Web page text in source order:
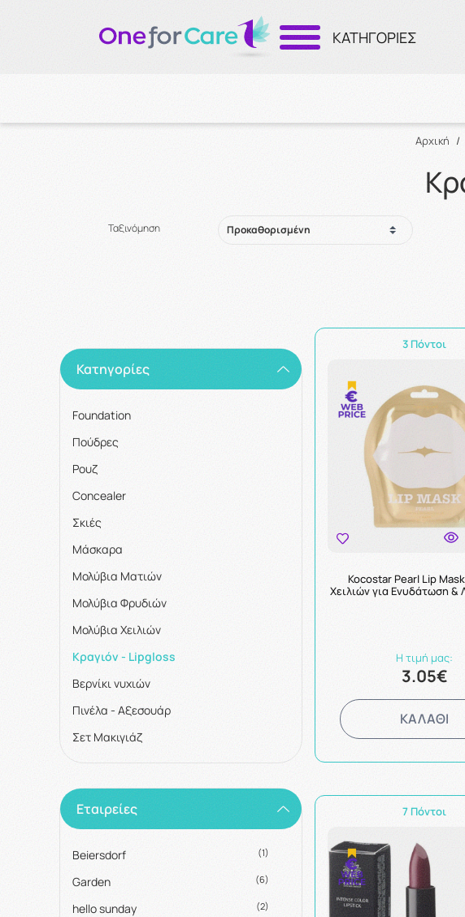
ΚΑΤΗΓΟΡΙΕΣ
Αρχική /
Ταξινόμηση
Κατηγορίες
Foundation
Πούδρες
Ρουζ
Concealer
Σκιές
Μάσκαρα
Μολύβια Ματιών
Μολύβια Φρυδιών
Μολύβια Χειλιών
Κραγιόν - Lipgloss
Βερνίκι νυχιών
Πινέλα - Αξεσουάρ
Σετ Μακιγιάζ
Εταιρείες
Beiersdorf (1)
Garden (6)
hello sunday (2)
3 Πόντοι
Kocostar Pearl Lip
Χειλιών για Ενυδάτωση &
Η τιμή μας:
3.05€
ΚΑΛΑΘΙ
7 Πόντοι